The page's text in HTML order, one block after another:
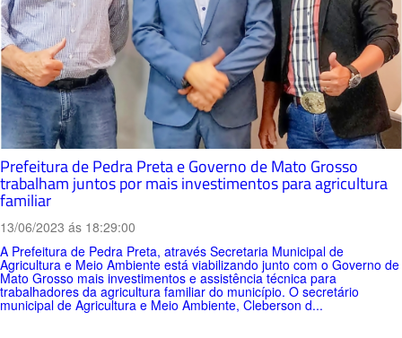
Prefeitura de Pedra Preta e Governo de Mato Grosso
trabalham juntos por mais investimentos para agricultura
familiar
13/06/2023 ás 18:29:00
A Prefeitura de Pedra Preta, através Secretaria Municipal de
Agricultura e Meio Ambiente está viabilizando junto com o Governo de
Mato Grosso mais investimentos e assistência técnica para
trabalhadores da agricultura familiar do município. O secretário
municipal de Agricultura e Meio Ambiente, Cleberson d...